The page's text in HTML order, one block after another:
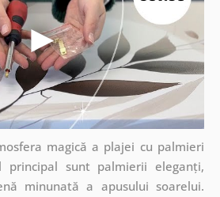
magică a plajei cu palmieri
principal sunt palmierii eleganți,
minunată a apusului soarelui.